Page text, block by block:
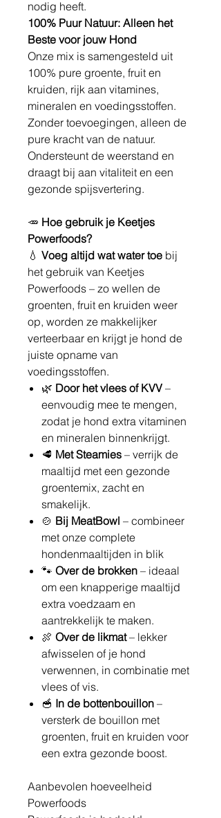
nodig heeft.
100% Puur Natuur: Alleen het
Beste voor jouw Hond
Onze mix is samengesteld uit
100% pure groente, fruit en
kruiden, rijk aan vitamines,
mineralen en voedingsstoffen.
Zonder toevoegingen, alleen de
pure kracht van de natuur.
Ondersteunt de weerstand en
draagt bij aan vitaliteit en een
gezonde spijsvertering.
🥕 Hoe gebruik je Keetjes
Powerfoods?
💧 Voeg altijd wat water toe bij
het gebruik van Keetjes
Powerfoods – zo wellen de
groenten, fruit en kruiden weer
op, worden ze makkelijker
verteerbaar en krijgt je hond de
juiste opname van
voedingsstoffen.
🌿 Door het vlees of KVV –
eenvoudig mee te mengen,
zodat je hond extra vitaminen
en mineralen binnenkrijgt.
🥩 Met Steamies – verrijk de
maaltijd met een gezonde
groentemix, zacht en
smakelijk.
🍲 Bij MeatBowl – combineer
met onze complete
hondenmaaltijden in blik
🐾 Over de brokken – ideaal
om een knapperige maaltijd
extra voedzaam en
aantrekkelijk te maken.
🍖 Over de likmat– lekker
afwisselen of je hond
verwennen, in combinatie met
vlees of vis.
🥣 In de bottenbouillon –
versterk de bouillon met
groenten, fruit en kruiden voor
een extra gezonde boost.
Aanbevolen hoeveelheid
Powerfoods